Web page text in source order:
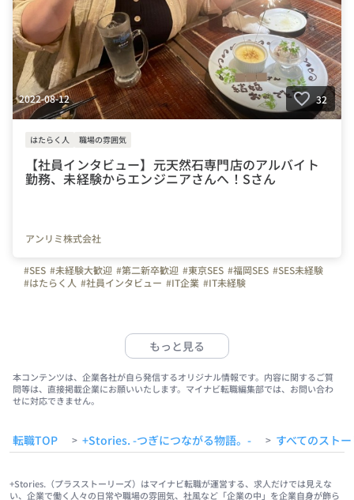
2022-08-12 32
はたらく人 職場の雰囲気
【社員インタビュー】元天然石専門店のアルバイト
勤務、未経験からエンジニアさんへ！Sさん
アンリミ株式会社
#SES #未経験大歓迎 #第二新卒歓迎 #東京SES #福岡SES #SES未経験
#はたらく人 #社員インタビュー #IT企業 #IT未経験
もっと見る
本コンテンツは、企業各社が自ら発信するオリジナル情報です。内容に関するご質
問等は、直接掲載企業にお願いいたします。マイナビ転職編集部では、お問い合わ
せに対応できません。
転職TOP > +Stories. -つぎにつながる物語。- > すべてのスト
+Stories.（プラスストーリーズ）はマイナビ転職が運営する、求人だけでは見えな
い、企業で働く人々の日常や職場の雰囲気、社風など「企業の中」を企業自身が飾ら